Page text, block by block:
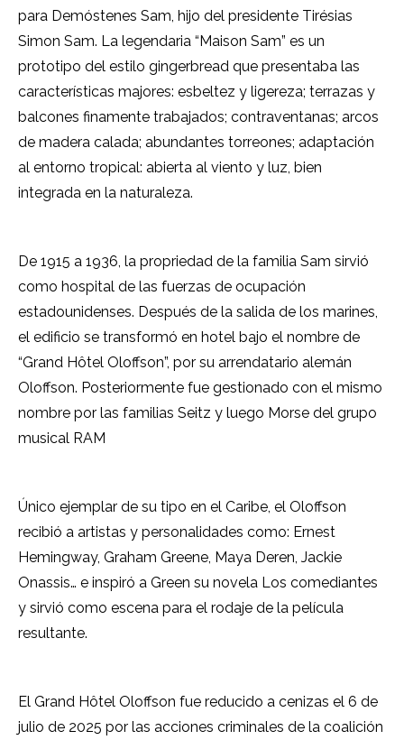
para Demóstenes Sam, hijo del presidente Tirésias
Simon Sam. La legendaria “Maison Sam” es un
prototipo del estilo gingerbread que presentaba las
características majores: esbeltez y ligereza; terrazas y
balcones finamente trabajados; contraventanas; arcos
de madera calada; abundantes torreones; adaptación
al entorno tropical: abierta al viento y luz, bien
integrada en la naturaleza.
De 1915 a 1936, la propriedad de la familia Sam sirvió
como hospital de las fuerzas de ocupación
estadounidenses. Después de la salida de los marines,
el edificio se transformó en hotel bajo el nombre de
“Grand Hôtel Oloffson”, por su arrendatario alemán
Oloffson. Posteriormente fue gestionado con el mismo
nombre por las familias Seitz y luego Morse del grupo
musical RAM
Único ejemplar de su tipo en el Caribe, el Oloffson
recibió a artistas y personalidades como: Ernest
Hemingway, Graham Greene, Maya Deren, Jackie
Onassis… e inspiró a Green su novela Los comediantes
y sirvió como escena para el rodaje de la película
resultante.
El Grand Hôtel Oloffson fue reducido a cenizas el 6 de
julio de 2025 por las acciones criminales de la coalición